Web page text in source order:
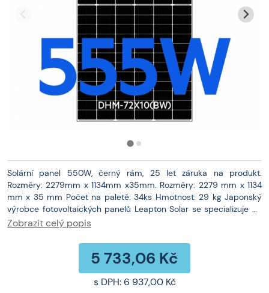
Solární panel 550W, černý rám, 25 let záruka na produkt.
Rozměry: 2279mm x 1134mm x35mm. Rozměry: 2279 mm x 1134
mm x 35 mm Počet na paletě: 34ks Hmotnost: 29 kg Japonský
výrobce fotovoltaických panelů Leapton Solar se specializuje na
výrobu vysokovýkonných monokrystalických PV modulů. Firma
HCC (half-cut-cells), dodávající na trh pouze monokrystalické
moduly, které si získaly velkou oblibu u zákazníků. Fotovoltaický
panel DAH Solar 555 W Full Screen s černým rámem Záruka na
solární panely nejvyšší třídy - spolehlivá kvalita: 12letá záruka na
Zobrazit celý popis
5 733,06 Kč
s DPH: 6 937,00 Kč